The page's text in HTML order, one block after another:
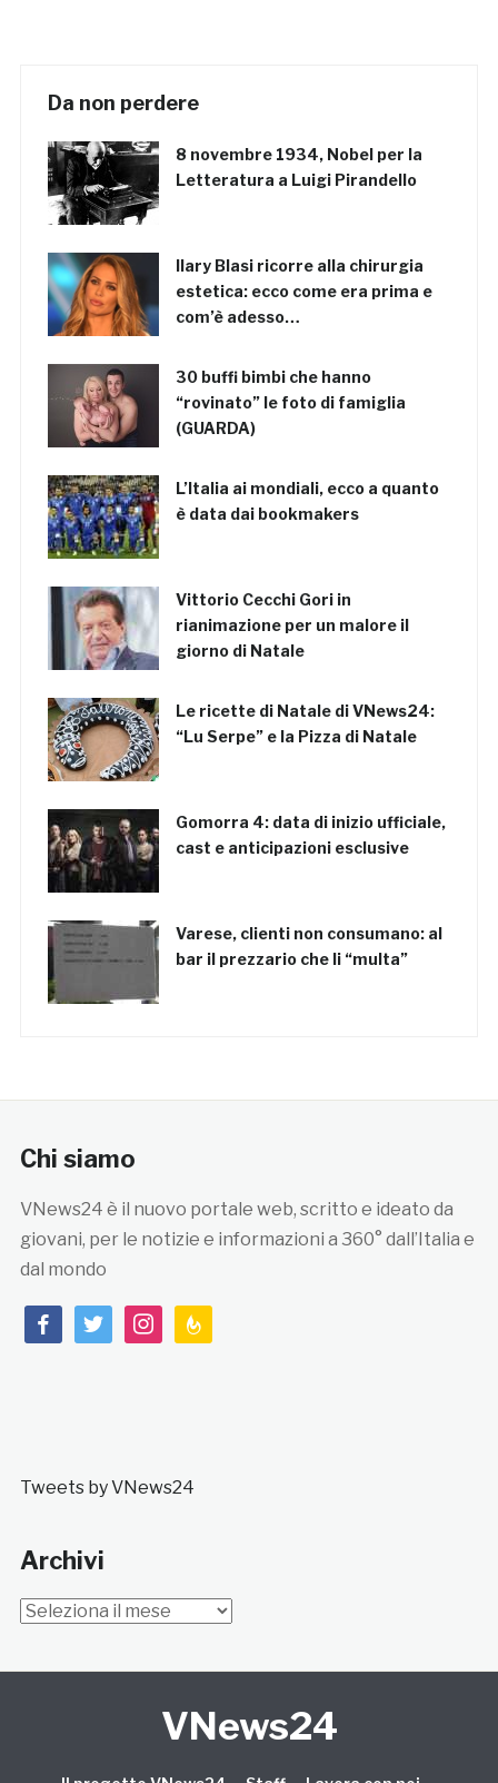
Da non perdere
8 novembre 1934, Nobel per la
Letteratura a Luigi Pirandello
Ilary Blasi ricorre alla chirurgia
estetica: ecco come era prima e
com’è adesso…
30 buffi bimbi che hanno
“rovinato” le foto di famiglia
(GUARDA)
L’Italia ai mondiali, ecco a quanto
è data dai bookmakers
Vittorio Cecchi Gori in
rianimazione per un malore il
giorno di Natale
Le ricette di Natale di VNews24:
“Lu Serpe” e la Pizza di Natale
Gomorra 4: data di inizio ufficiale,
cast e anticipazioni esclusive
Varese, clienti non consumano: al
bar il prezzario che li “multa”
Chi siamo
VNews24 è il nuovo portale web, scritto e ideato da
giovani, per le notizie e informazioni a 360° dall’Italia e
dal mondo
facebooktwitterinstagramfeedburner
Tweets by VNews24
Archivi
Archivi
VNews24